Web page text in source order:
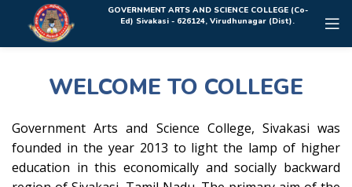
Rolex Replica Uhren DeutschlandGOVERNMENT ARTS AND SCIENCE COLLEGE (Co-
Ed) Sivakasi - 626124, Virudhunagar (Dist).
WELCOME TO COLLEGE
Government Arts and Science College, Sivakasi was
founded in the year 2013 to light the lamp of higher
education in this economically and socially backward